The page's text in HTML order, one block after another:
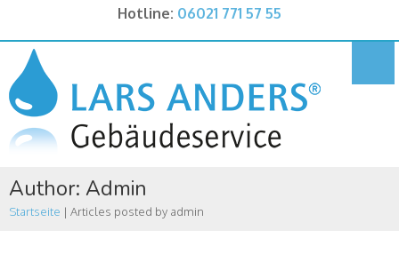
Hotline: 06021 771 57 55
Author: Admin
Startseite | Articles posted by admin